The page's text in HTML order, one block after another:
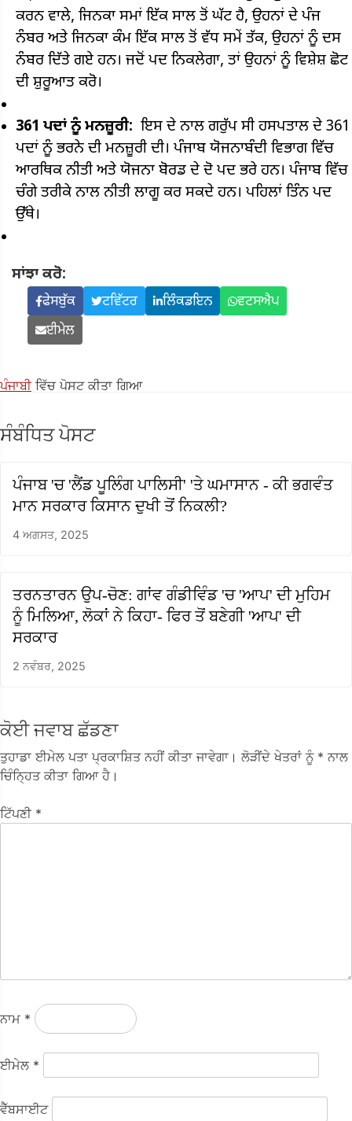
ਕਰਨ ਵਾਲੇ, ਜਿਨਕਾ ਸਮਾਂ ਇੱਕ ਸਾਲ ਤੋਂ ਘੱਟ ਹੈ, ਉਹਨਾਂ ਦੇ ਪੰਜ
ਨੰਬਰ ਅਤੇ ਜਿਨਕਾ ਕੰਮ ਇੱਕ ਸਾਲ ਤੋਂ ਵੱਧ ਸਮੇਂ ਤੱਕ, ਉਹਨਾਂ ਨੂੰ ਦਸ
ਨੰਬਰ ਦਿੱਤੇ ਗਏ ਹਨ। ਜਦੋਂ ਪਦ ਨਿਕਲੇਗਾ, ਤਾਂ ਉਹਨਾਂ ਨੂੰ ਵਿਸ਼ੇਸ਼ ਛੋਟ
ਦੀ ਸ਼ੁਰੂਆਤ ਕਰੋ।
361 ਪਦਾਂ ਨੂੰ ਮਨਜ਼ੂਰੀ: ਇਸ ਦੇ ਨਾਲ ਗਰੁੱਪ ਸੀ ਹਸਪਤਾਲ ਦੇ 361
ਪਦਾਂ ਨੂੰ ਭਰਨੇ ਦੀ ਮਨਜ਼ੂਰੀ ਦੀ। ਪੰਜਾਬ ਯੋਜਨਾਬੰਦੀ ਵਿਭਾਗ ਵਿੱਚ
ਆਰਥਿਕ ਨੀਤੀ ਅਤੇ ਯੋਜਨਾ ਬੋਰਡ ਦੇ ਦੋ ਪਦ ਭਰੇ ਹਨ। ਪੰਜਾਬ ਵਿੱਚ
ਚੰਗੇ ਤਰੀਕੇ ਨਾਲ ਨੀਤੀ ਲਾਗੂ ਕਰ ਸਕਦੇ ਹਨ। ਪਹਿਲਾਂ ਤਿੰਨ ਪਦ
ਉੱਥੇ।
ਸਾਂਝਾ ਕਰੋ:
ਫੇਸਬੁੱਕ ਟਵਿੱਟਰ ਲਿੰਕਡਇਨ
ਵਟਸਐਪ
ਈਮੇਲ
ਪੰਜਾਬੀਵਿੱਚ ਪੋਸਟ ਕੀਤਾ ਗਿਆ
ਸੰਬੰਧਿਤ ਪੋਸਟ
ਪੰਜਾਬ 'ਚ 'ਲੈਂਡ ਪੂਲਿੰਗ ਪਾਲਿਸੀ' 'ਤੇ ਘਮਾਸਾਨ - ਕੀ ਭਗਵੰਤ
ਮਾਨ ਸਰਕਾਰ ਕਿਸਾਨ ਦੁਖੀ ਤੋਂ ਨਿਕਲੀ?
4 ਅਗਸਤ, 2025
ਤਰਨਤਾਰਨ ਉਪ-ਚੋਣ: ਗਾਂਵ ਗੰਡੀਵਿੰਡ 'ਚ 'ਆਪ' ਦੀ ਮੁਹਿਮ
ਨੂੰ ਮਿਲਿਆ, ਲੋਕਾਂ ਨੇ ਕਿਹਾ- ਫਿਰ ਤੋਂ ਬਣੇਗੀ 'ਆਪ' ਦੀ
ਸਰਕਾਰ
2 ਨਵੰਬਰ, 2025
ਕੋਈ ਜਵਾਬ ਛੱਡਣਾ
ਤੁਹਾਡਾ ਈਮੇਲ ਪਤਾ ਪ੍ਰਕਾਸ਼ਿਤ ਨਹੀਂ ਕੀਤਾ ਜਾਵੇਗਾ। ਲੋੜੀਂਦੇ ਖੇਤਰਾਂ ਨੂੰ * ਨਾਲ
ਚਿੰਨ੍ਹਿਤ ਕੀਤਾ ਗਿਆ ਹੈ।
ਟਿੱਪਣੀ *
ਨਾਮ *
ਈਮੇਲ *
ਵੈੱਬਸਾਈਟ